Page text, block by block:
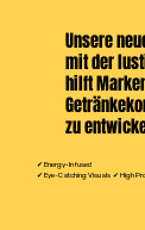
Unsere
mit der
hilft
zu
✔ Energy-Infused
✔ Eye-Catching Visuals ✔ High